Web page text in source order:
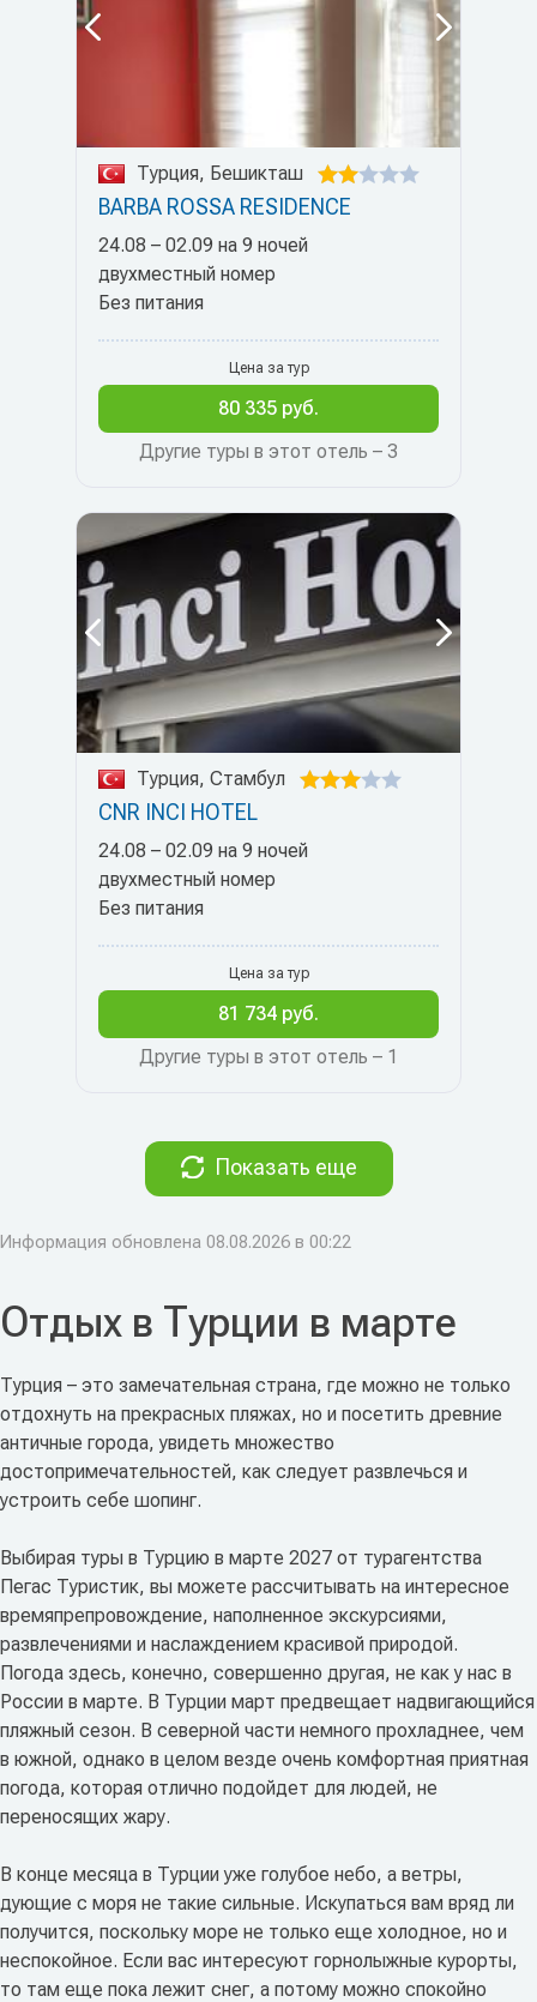
Турция, Бешикташ
BARBA ROSSA RESIDENCE
24.08 – 02.09 на 9 ночей
двухместный номер
Без питания
Другие туры в этот отель – 3
Цена за тур
80 335 руб.
Турция, Стамбул
CNR INCI HOTEL
24.08 – 02.09 на 9 ночей
двухместный номер
Без питания
Другие туры в этот отель – 1
Цена за тур
81 734 руб.
Показать еще
Информация обновлена 08.08.2026 в 00:22
Отдых в Турции в марте
Турция – это замечательная страна, где можно не только
отдохнуть на прекрасных пляжах, но и посетить древние
античные города, увидеть множество
достопримечательностей, как следует развлечься и
устроить себе шопинг.
Выбирая туры в Турцию в марте 2027 от турагентства
Пегас Туристик, вы можете рассчитывать на интересное
времяпрепровождение, наполненное экскурсиями,
развлечениями и наслаждением красивой природой.
Погода здесь, конечно, совершенно другая, не как у нас в
России в марте. В Турции март предвещает надвигающийся
пляжный сезон. В северной части немного прохладнее, чем
в южной, однако в целом везде очень комфортная приятная
погода, которая отлично подойдет для людей, не
переносящих жару.
В конце месяца в Турции уже голубое небо, а ветры,
дующие с моря не такие сильные. Искупаться вам вряд ли
получится, поскольку море не только еще холодное, но и
неспокойное. Если вас интересуют горнолыжные курорты,
то там еще пока лежит снег, а потому можно спокойно